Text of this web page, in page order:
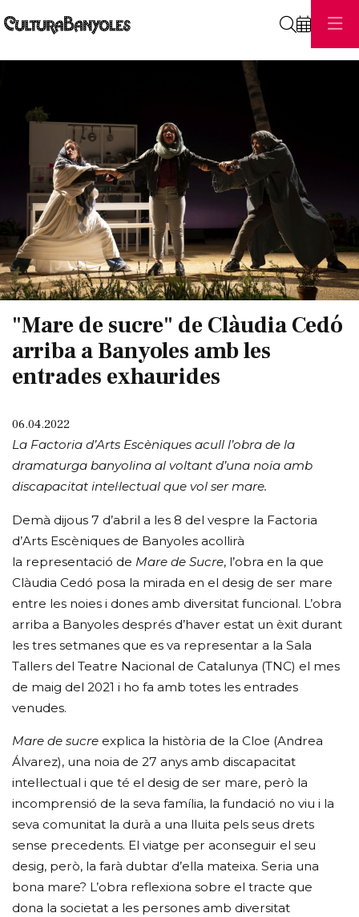
"Mare de sucre" de Clàudia Cedó
arriba a Banyoles amb les
entrades exhaurides
06.04.2022
La Factoria d’Arts Escèniques acull l’obra de la
dramaturga banyolina al voltant d’una noia amb
discapacitat intel·lectual que vol ser mare.
Demà dijous 7 d’abril a les 8 del vespre la Factoria
d’Arts Escèniques de Banyoles acollirà
la representació de Mare de Sucre, l’obra en la que
Clàudia Cedó posa la mirada en el desig de ser mare
entre les noies i dones amb diversitat funcional. L’obra
arriba a Banyoles després d’haver estat un èxit durant
les tres setmanes que es va representar a la Sala
Tallers del Teatre Nacional de Catalunya (TNC) el mes
de maig del 2021 i ho fa amb totes les entrades
venudes.
Mare de sucre explica la història de la Cloe (Andrea
Álvarez), una noia de 27 anys amb discapacitat
intel·lectual i que té el desig de ser mare, però la
incomprensió de la seva família, la fundació no viu i la
seva comunitat la durà a una lluita pels seus drets
sense precedents. El viatge per aconseguir el seu
desig, però, la farà dubtar d’ella mateixa. Seria una
bona mare? L’obra reflexiona sobre el tracte que
dona la societat a les persones amb diversitat